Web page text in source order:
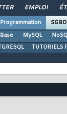
EMPLOI
Programmation SGBD
MySQL
TUTORIELS